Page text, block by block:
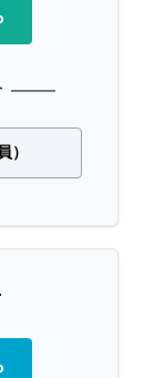
）